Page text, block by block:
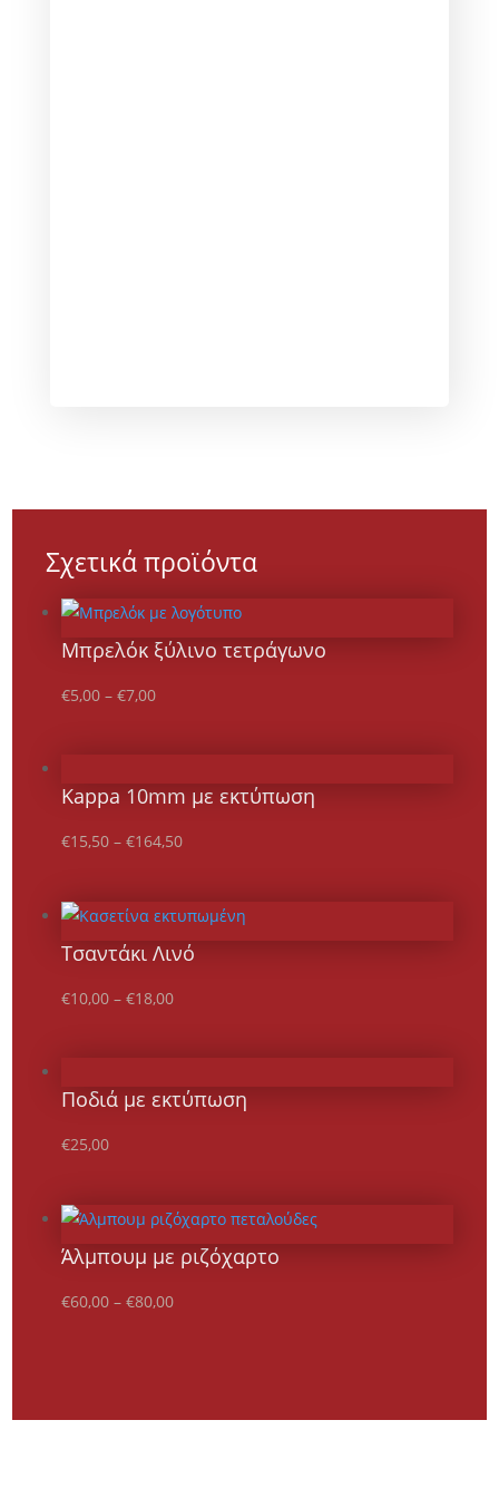
Σχετικά προϊόντα
Μπρελόκ ξύλινο τετράγωνο
€5,00 –€7,00
Kappa 10mm με εκτύπωση
€15,50 –€164,50
Τσαντάκι Λινό
€10,00 –€18,00
Ποδιά με εκτύπωση
€25,00
Άλμπουμ με ριζόχαρτο
€60,00 –€80,00